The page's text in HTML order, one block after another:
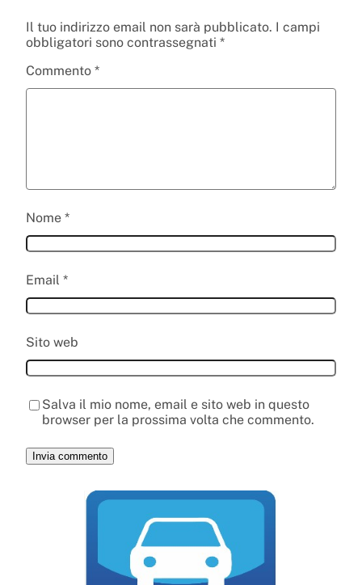
Il tuo indirizzo email non sarà pubblicato. I campi
obbligatori sono contrassegnati *
Commento *
Nome *
Email *
Sito web
Salva il mio nome, email e sito web in questo
browser per la prossima volta che commento.